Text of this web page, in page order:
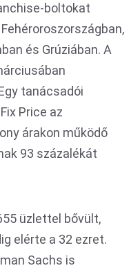
boltokat
és Grúziában. A
tanácsadói
Price az
árakon működő
93 százalékát
üzlettel bővült,
elérte a 32 ezret.
Sachs is